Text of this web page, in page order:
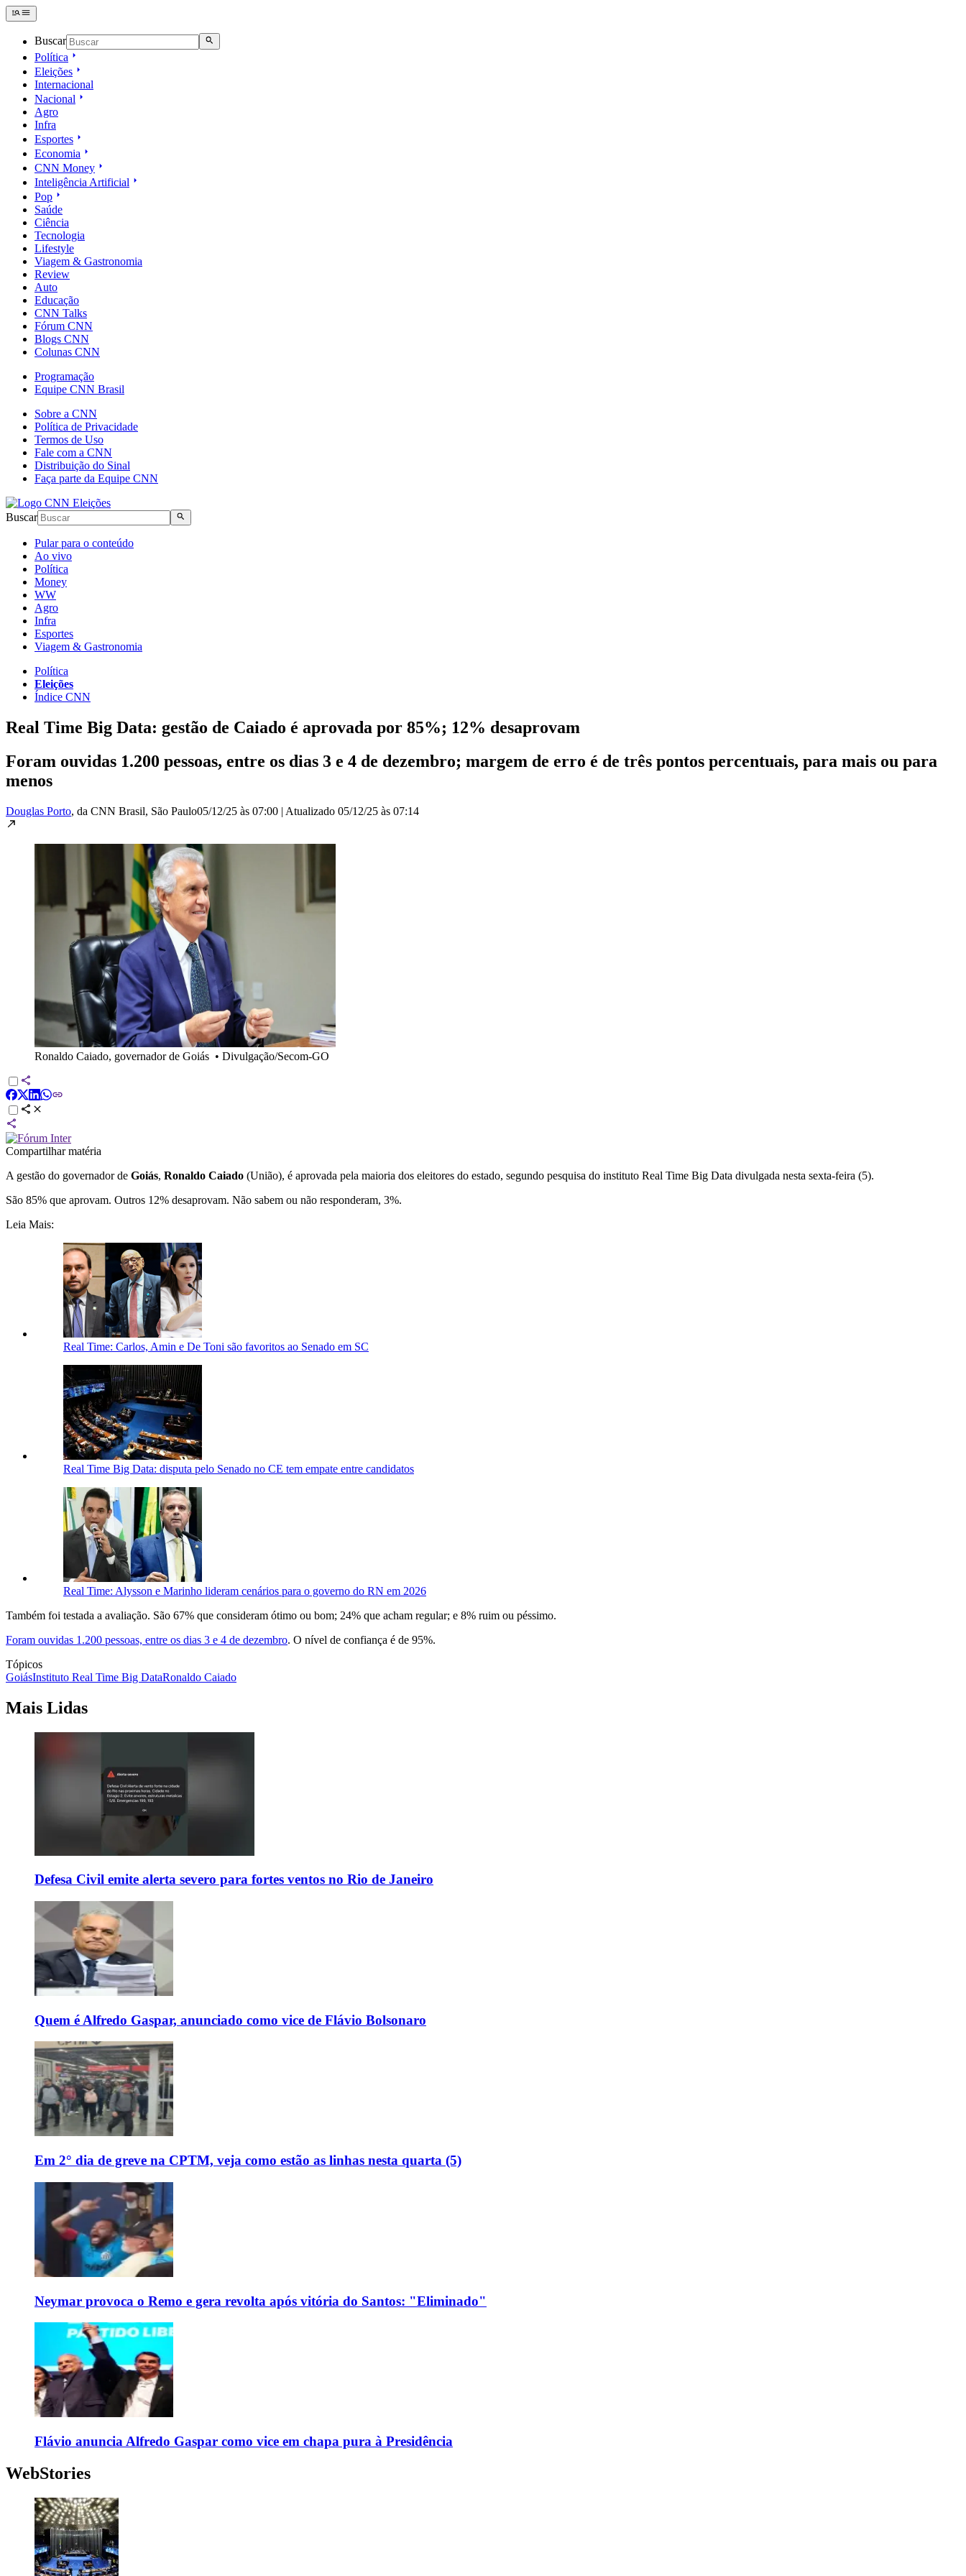
Buscar
Política
Eleições
Internacional
Nacional
Agro
Infra
Esportes
Economia
CNN Money
Inteligência Artificial
Pop
Saúde
Ciência
Tecnologia
Lifestyle
Viagem & Gastronomia
Review
Auto
Educação
CNN Talks
Fórum CNN
Blogs CNN
Colunas CNN
Programação
Equipe CNN Brasil
Sobre a CNN
Política de Privacidade
Termos de Uso
Fale com a CNN
Distribuição do Sinal
Faça parte da Equipe CNN
Buscar
Pular para o conteúdo
Ao vivo
Política
Money
WW
Agro
Infra
Esportes
Viagem & Gastronomia
Política
Eleições
Índice CNN
Real Time Big Data: gestão de Caiado é aprovada por 85%; 12% desaprovam
Foram ouvidas 1.200 pessoas, entre os dias 3 e 4 de dezembro; margem de erro é de três pontos percentuais, para mais ou para
menos
Douglas Porto, da CNN Brasil, São Paulo05/12/25 às 07:00 | Atualizado 05/12/25 às 07:14
Ronaldo Caiado, governador de Goiás • Divulgação/Secom-GO
Compartilhar matéria
A gestão do governador de Goiás, Ronaldo Caiado (União), é aprovada pela maioria dos eleitores do estado, segundo pesquisa do instituto Real Time Big Data divulgada nesta sexta-feira (5).
São 85% que aprovam. Outros 12% desaprovam. Não sabem ou não responderam, 3%.
Leia Mais:
Real Time: Carlos, Amin e De Toni são favoritos ao Senado em SC
Real Time Big Data: disputa pelo Senado no CE tem empate entre candidatos
Real Time: Alysson e Marinho lideram cenários para o governo do RN em 2026
Também foi testada a avaliação. São 67% que consideram ótimo ou bom; 24% que acham regular; e 8% ruim ou péssimo.
Foram ouvidas 1.200 pessoas, entre os dias 3 e 4 de dezembro. O nível de confiança é de 95%.
Tópicos
GoiásInstituto Real Time Big DataRonaldo Caiado
Mais Lidas
Defesa Civil emite alerta severo para fortes ventos no Rio de Janeiro
Quem é Alfredo Gaspar, anunciado como vice de Flávio Bolsonaro
Em 2° dia de greve na CPTM, veja como estão as linhas nesta quarta (5)
Neymar provoca o Remo e gera revolta após vitória do Santos: "Eliminado"
Flávio anuncia Alfredo Gaspar como vice em chapa pura à Presidência
WebStories